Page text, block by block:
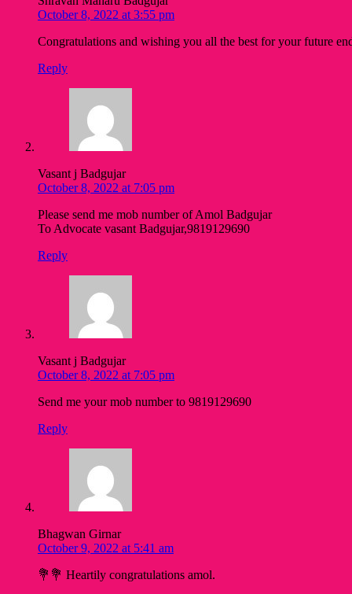
October 8, 2022 at 3:55 pm
Congratulations and wishing you all the best for your future
Reply
Vasant j Badgujar
October 8, 2022 at 7:05 pm
Please send me mob number of Amol Badgujar
To Advocate vasant Badgujar,9819129690
Reply
Vasant j Badgujar
October 8, 2022 at 7:05 pm
Send me your mob number to 9819129690
Reply
Bhagwan Girnar
October 9, 2022 at 5:41 am
💐💐 Heartily congratulations amol.